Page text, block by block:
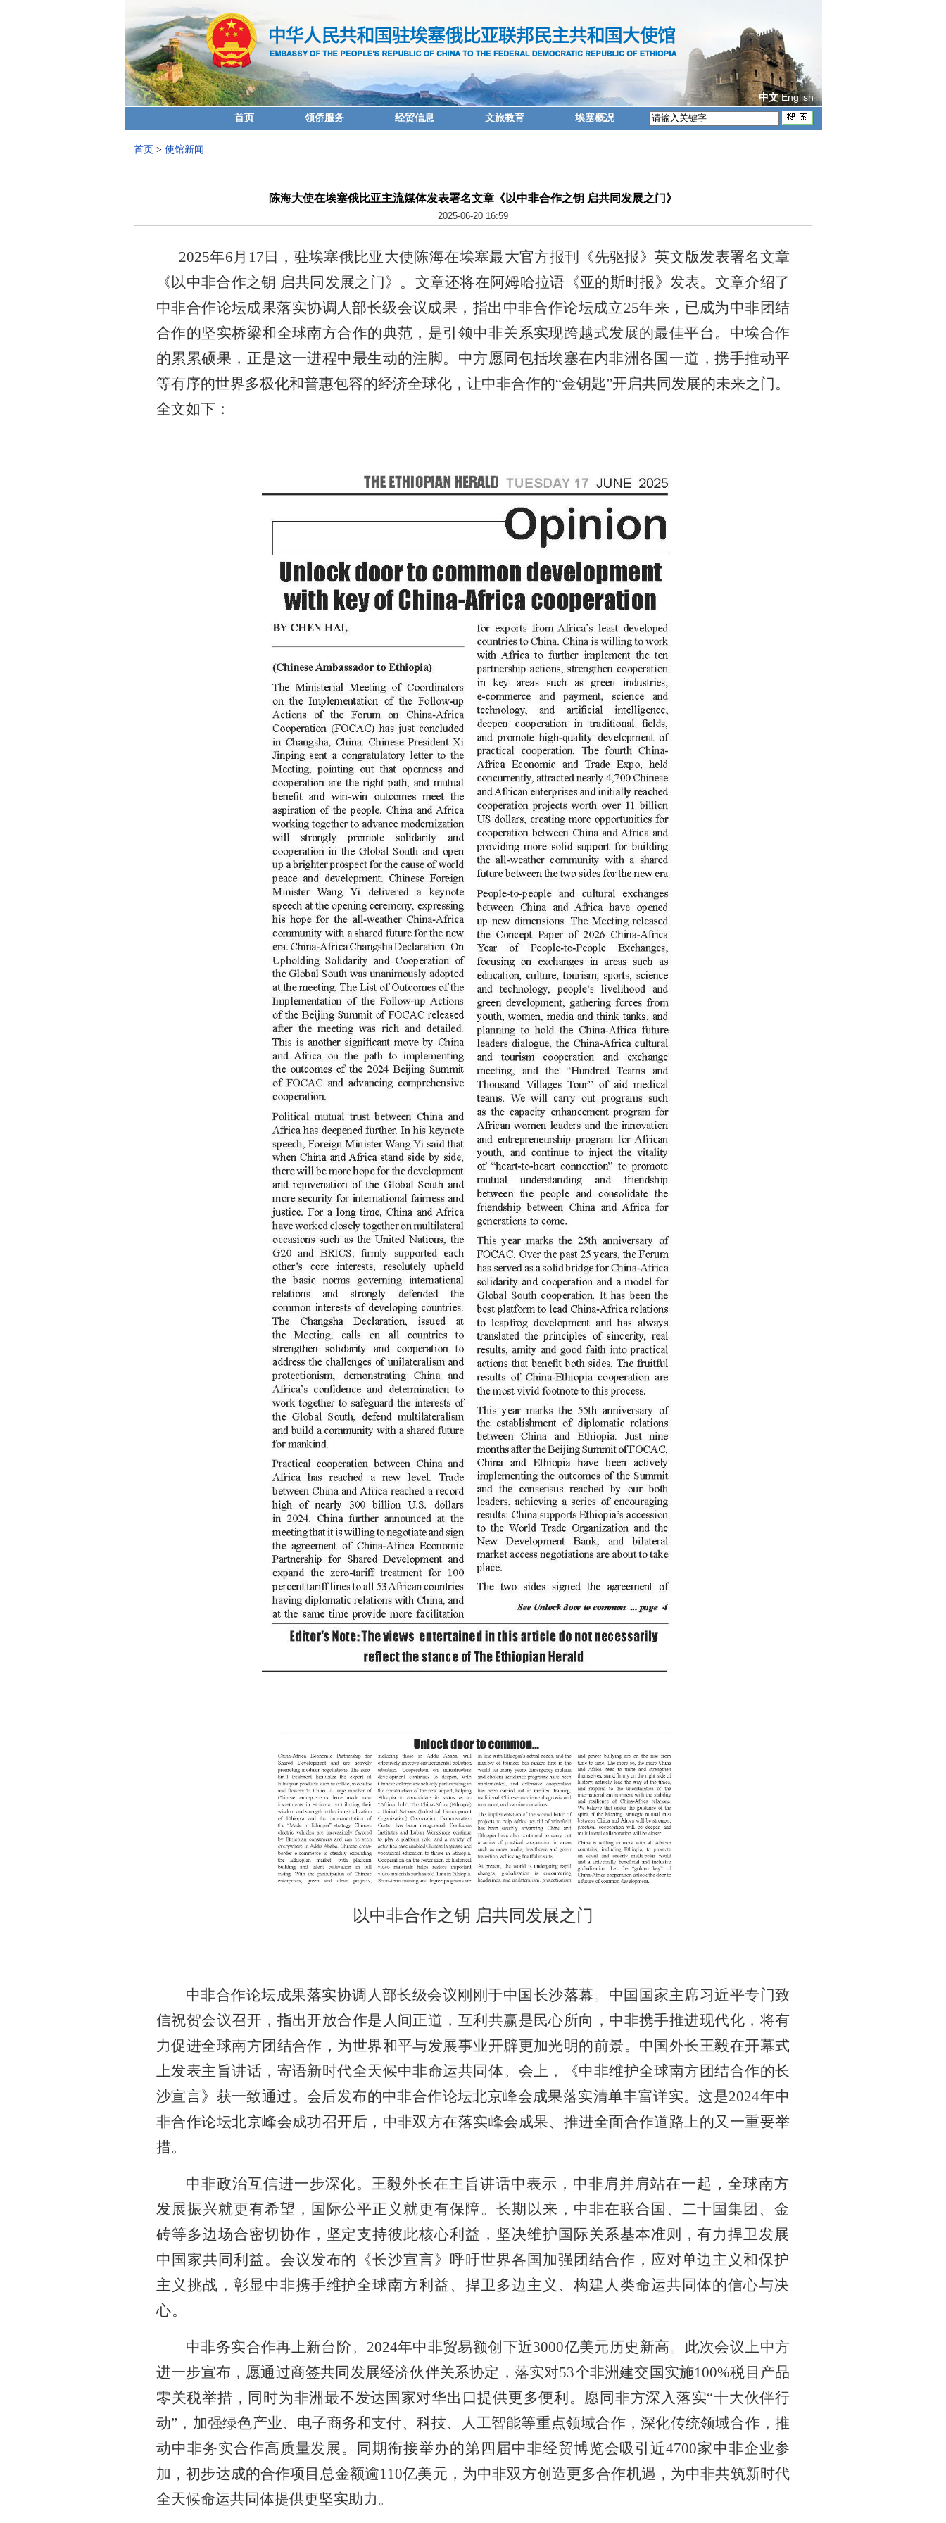
中文 English
首页 领侨服务 经贸信息 文旅教育 埃塞概况
首页 > 使馆新闻
陈海大使在埃塞俄比亚主流媒体发表署名文章《以中非合作之钥 启共同发展之门》
2025-06-20 16:59
2025年6月17日，驻埃塞俄比亚大使陈海在埃塞最大官方报刊《先驱报》英文版发表署名文章
《以中非合作之钥 启共同发展之门》。文章还将在阿姆哈拉语《亚的斯时报》发表。文章介绍了
中非合作论坛成果落实协调人部长级会议成果，指出中非合作论坛成立25年来，已成为中非团结
合作的坚实桥梁和全球南方合作的典范，是引领中非关系实现跨越式发展的最佳平台。中埃合作
的累累硕果，正是这一进程中最生动的注脚。中方愿同包括埃塞在内非洲各国一道，携手推动平
等有序的世界多极化和普惠包容的经济全球化，让中非合作的“金钥匙”开启共同发展的未来之门。
全文如下：
以中非合作之钥 启共同发展之门
中非合作论坛成果落实协调人部长级会议刚刚于中国长沙落幕。中国国家主席习近平专门致
信祝贺会议召开，指出开放合作是人间正道，互利共赢是民心所向，中非携手推进现代化，将有
力促进全球南方团结合作，为世界和平与发展事业开辟更加光明的前景。中国外长王毅在开幕式
上发表主旨讲话，寄语新时代全天候中非命运共同体。会上，《中非维护全球南方团结合作的长
沙宣言》获一致通过。会后发布的中非合作论坛北京峰会成果落实清单丰富详实。这是2024年中
非合作论坛北京峰会成功召开后，中非双方在落实峰会成果、推进全面合作道路上的又一重要举
措。
中非政治互信进一步深化。王毅外长在主旨讲话中表示，中非肩并肩站在一起，全球南方
发展振兴就更有希望，国际公平正义就更有保障。长期以来，中非在联合国、二十国集团、金
砖等多边场合密切协作，坚定支持彼此核心利益，坚决维护国际关系基本准则，有力捍卫发展
中国家共同利益。会议发布的《长沙宣言》呼吁世界各国加强团结合作，应对单边主义和保护
主义挑战，彰显中非携手维护全球南方利益、捍卫多边主义、构建人类命运共同体的信心与决
心。
中非务实合作再上新台阶。2024年中非贸易额创下近3000亿美元历史新高。此次会议上中方
进一步宣布，愿通过商签共同发展经济伙伴关系协定，落实对53个非洲建交国实施100%税目产品
零关税举措，同时为非洲最不发达国家对华出口提供更多便利。愿同非方深入落实“十大伙伴行
动”，加强绿色产业、电子商务和支付、科技、人工智能等重点领域合作，深化传统领域合作，推
动中非务实合作高质量发展。同期衔接举办的第四届中非经贸博览会吸引近4700家中非企业参
加，初步达成的合作项目总金额逾110亿美元，为中非双方创造更多合作机遇，为中非共筑新时代
全天候命运共同体提供更坚实助力。